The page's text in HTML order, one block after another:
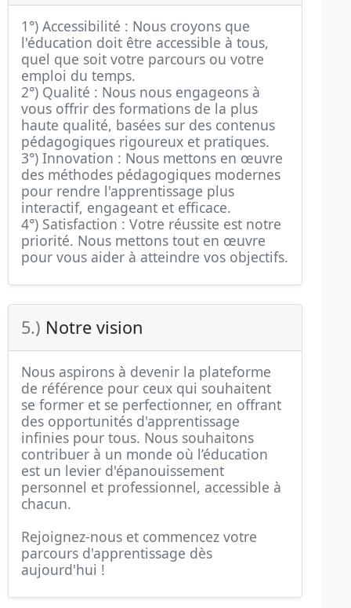
1°) Accessibilité : Nous croyons que
l'éducation doit être accessible à tous,
quel que soit votre parcours ou votre
emploi du temps.
2°) Qualité : Nous nous engageons à
vous offrir des formations de la plus
haute qualité, basées sur des contenus
pédagogiques rigoureux et pratiques.
3°) Innovation : Nous mettons en œuvre
des méthodes pédagogiques modernes
pour rendre l'apprentissage plus
interactif, engageant et efficace.
4°) Satisfaction : Votre réussite est notre
priorité. Nous mettons tout en œuvre
pour vous aider à atteindre vos objectifs.
5.) Notre vision
Nous aspirons à devenir la plateforme
de référence pour ceux qui souhaitent
se former et se perfectionner, en offrant
des opportunités d'apprentissage
infinies pour tous. Nous souhaitons
contribuer à un monde où l’éducation
est un levier d'épanouissement
personnel et professionnel, accessible à
chacun.
Rejoignez-nous et commencez votre
parcours d'apprentissage dès
aujourd'hui !